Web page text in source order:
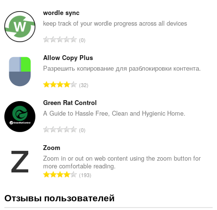
е
г
о
е
н
о
к
:
wordle sync
keep track of your wordle progress across all devices
В
е
г
о
е
н
о
к
0
Allow Copy Plus
Разрешить копирование для разблокировки контента.
В
е
г
о
н
о
к
32
Green Rat Control
A Guide to Hassle Free, Clean and Hygienic Home.
В
г
о
о
е
н
0
Zoom
Zoom in or out on web content using the zoom button for
more comfortable reading.
В
г
193
Отзывы пользователей